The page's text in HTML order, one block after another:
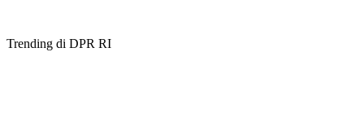
Trending di DPR RI